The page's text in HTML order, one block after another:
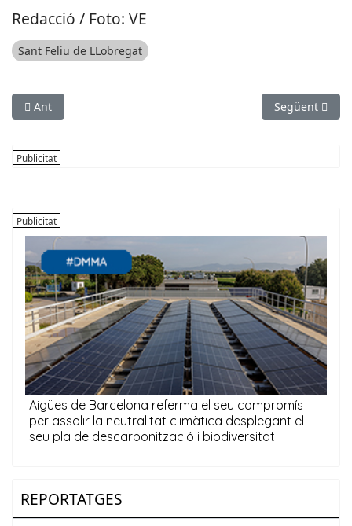
Redacció / Foto: VE
Sant Feliu de LLobregat
Article anterior: SOCIETAT: El Ple del Prat dona llum verda a
Ant Article
Següent
REPORTATGES